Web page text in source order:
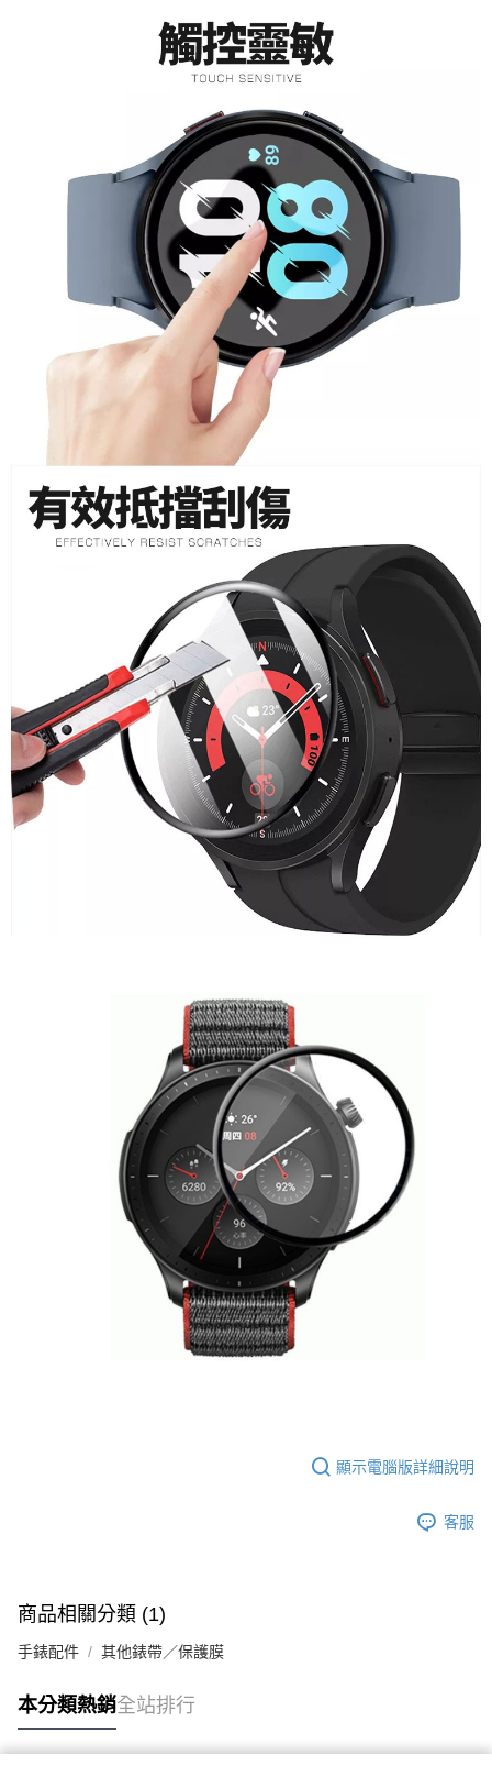
顯示電腦版詳細說明
客服
商品相關分類 (1)
手錶配件 其他錶帶／保護膜
本分類熱銷全站排行